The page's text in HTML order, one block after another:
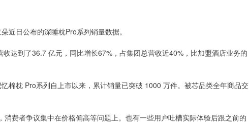
近日公布的深睡枕Pro系列销量数据。
达到了36.7 亿元，同比增长67%，占集团总营收近40%，比加盟酒店业务的
棉枕 Pro系列自上市以来，累计销量已突破 1000 万件。被芯品类全年商品交
费者争议集中在价格偏高等问题上。也有一些用户吐槽实际体验后跟之前的